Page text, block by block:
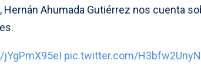
Hernán Ahumada Gutiérrez nos cuenta
pic.twitter.com/H3bfw2UnyN